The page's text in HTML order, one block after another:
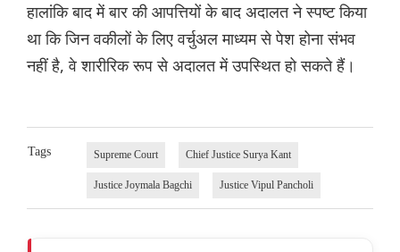
हालांकि बाद में बार की आपत्तियों के बाद अदालत ने स्पष्ट किया
था कि जिन वकीलों के लिए वर्चुअल माध्यम से पेश होना संभव
नहीं है, वे शारीरिक रूप से अदालत में उपस्थित हो सकते हैं।
Tags Supreme Court Chief Justice Surya Kant
Justice Joymala Bagchi Justice Vipul Pancholi